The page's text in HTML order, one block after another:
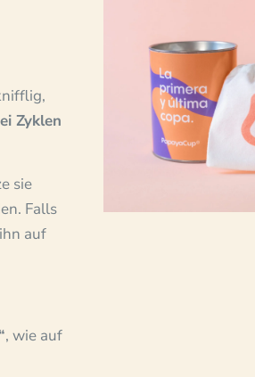
Zyklen
sie
Falls
auf
, wie auf